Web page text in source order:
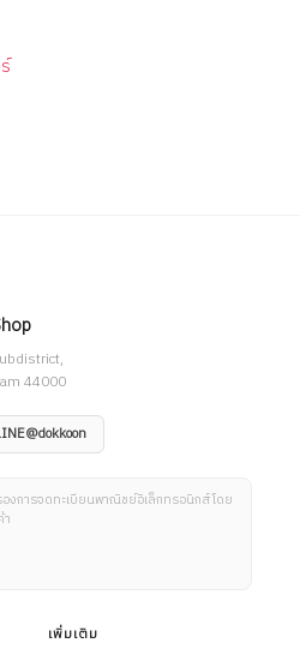
44000
งการจดทะเบียนพาณิชย์อิเล็กทรอนิกส์ โดย
เพิ่มเติม